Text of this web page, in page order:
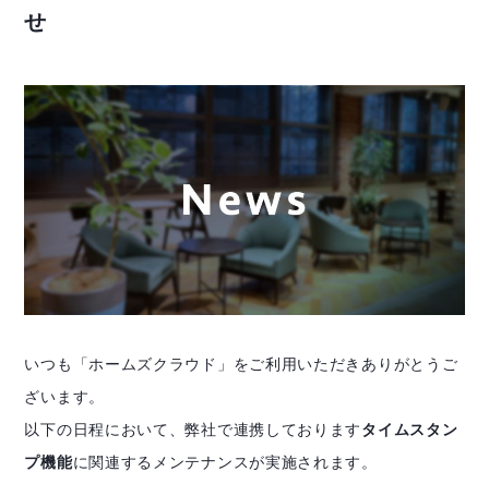
せ
いつも「ホームズクラウド」をご利用いただきありがとうご
ざいます。
以下の日程において、弊社で連携しておりますタイムスタン
プ機能に関連するメンテナンスが実施されます。